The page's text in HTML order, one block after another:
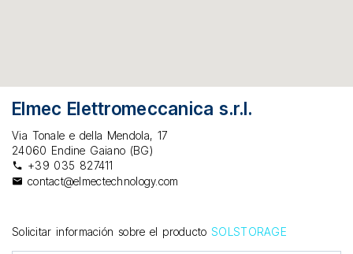
Elmec Elettromeccanica s.r.l.
Via Tonale e della Mendola, 17
24060 Endine Gaiano (BG)
+39 035 827411
contact@elmectechnology.com
Solicitar información sobre el productoSOLSTORAGE